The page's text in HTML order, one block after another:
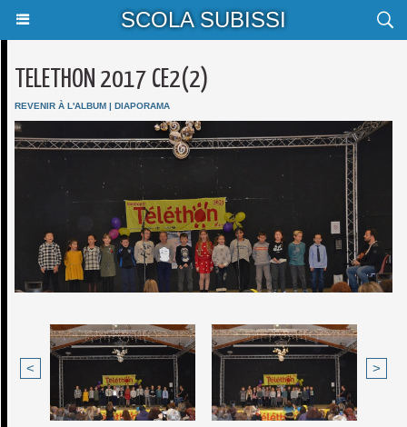
SCOLA SUBISSI
TELETHON 2017 CE2(2)
REVENIR À L'ALBUM | DIAPORAMA
< >